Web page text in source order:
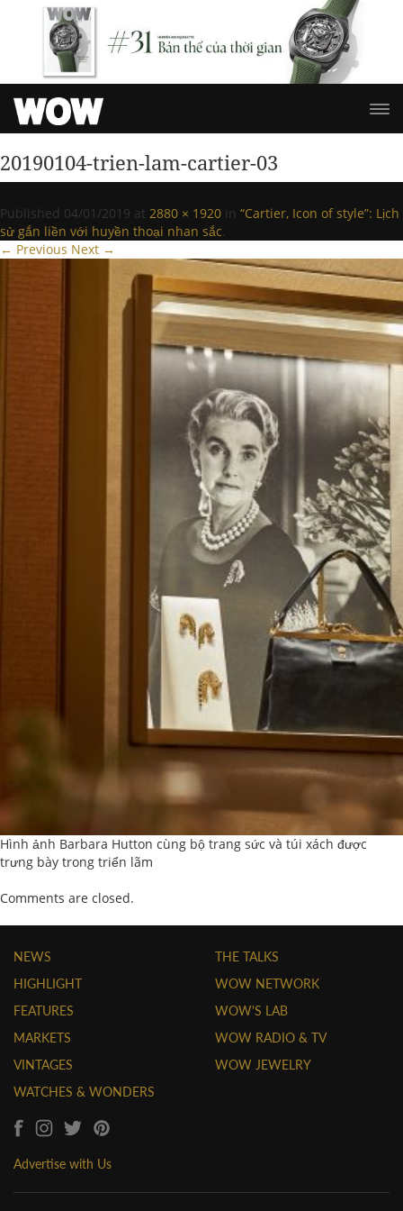
20190104-trien-lam-cartier-03
Published 04/01/2019 at 2880 × 1920 in “Cartier, Icon of style”: Lịch
sử gắn liền với huyền thoại nhan sắc.
← Previous Next →
Hình ảnh Barbara Hutton cùng bộ trang sức và túi xách được
trưng bày trong triển lãm
Comments are closed.
NEWS
HIGHLIGHT
FEATURES
MARKETS
VINTAGES
WATCHES & WONDERS
THE TALKS
WOW NETWORK
WOW'S LAB
WOW RADIO & TV
WOW JEWELRY
Advertise with Us